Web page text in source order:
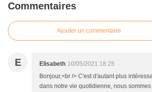
Commentaires
Ajouter un commentaire
E Elisabeth 10/05/2021 18:25
Bonjour,<br /> C'est d'autant plus
dans notre vie quotidienne, nous